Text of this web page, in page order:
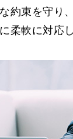
束を守り
軟に対応